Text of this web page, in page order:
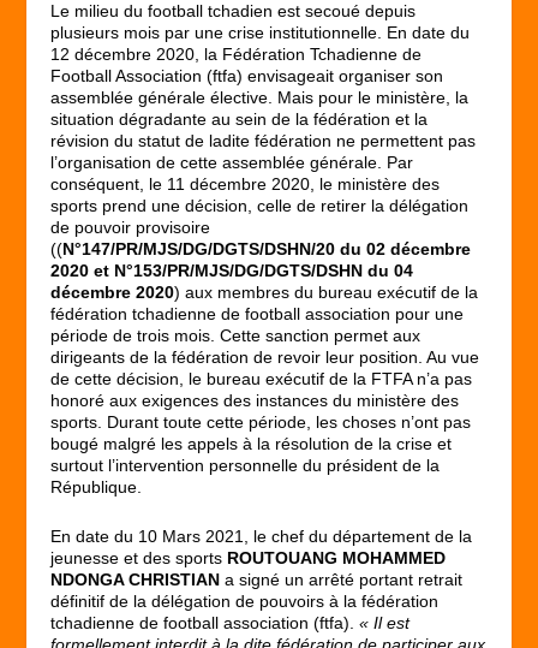
Le milieu du football tchadien est secoué depuis
plusieurs mois par une crise institutionnelle. En date du
12 décembre 2020, la Fédération Tchadienne de
Football Association (ftfa) envisageait organiser son
assemblée générale élective. Mais pour le ministère, la
situation dégradante au sein de la fédération et la
révision du statut de ladite fédération ne permettent pas
l’organisation de cette assemblée générale. Par
conséquent, le 11 décembre 2020, le ministère des
sports prend une décision, celle de retirer la délégation
de pouvoir provisoire
((N°147/PR/MJS/DG/DGTS/DSHN/20 du 02 décembre
2020 et N°153/PR/MJS/DG/DGTS/DSHN du 04
décembre 2020) aux membres du bureau exécutif de la
fédération tchadienne de football association pour une
période de trois mois. Cette sanction permet aux
dirigeants de la fédération de revoir leur position. Au vue
de cette décision, le bureau exécutif de la FTFA n’a pas
honoré aux exigences des instances du ministère des
sports. Durant toute cette période, les choses n’ont pas
bougé malgré les appels à la résolution de la crise et
surtout l’intervention personnelle du président de la
République.
En date du 10 Mars 2021, le chef du département de la
jeunesse et des sports ROUTOUANG MOHAMMED
NDONGA CHRISTIAN a signé un arrêté portant retrait
définitif de la délégation de pouvoirs à la fédération
tchadienne de football association (ftfa).« Il est